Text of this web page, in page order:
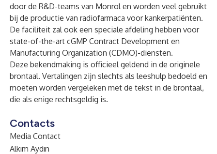
door de R&D-teams van Monrol en worden veel gebruikt
bij de productie van radiofarmaca voor kankerpatiënten.
De faciliteit zal ook een speciale afdeling hebben voor
state-of-the-art cGMP Contract Development en
Manufacturing Organization (CDMO)-diensten.
Deze bekendmaking is officieel geldend in de originele
brontaal. Vertalingen zijn slechts als leeshulp bedoeld en
moeten worden vergeleken met de tekst in de brontaal,
die als enige rechtsgeldig is.
Contacts
Media Contact
Alkım Aydın